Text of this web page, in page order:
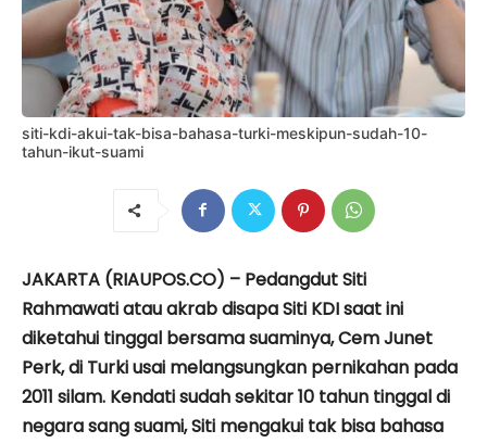
siti-kdi-akui-tak-bisa-bahasa-turki-meskipun-sudah-10-
tahun-ikut-suami
JAKARTA (RIAUPOS.CO) – Pedangdut Siti
Rahmawati atau akrab disapa Siti KDI saat ini
diketahui tinggal bersama suaminya, Cem Junet
Perk, di Turki usai melangsungkan pernikahan pada
2011 silam. Kendati sudah sekitar 10 tahun tinggal di
negara sang suami, Siti mengakui tak bisa bahasa